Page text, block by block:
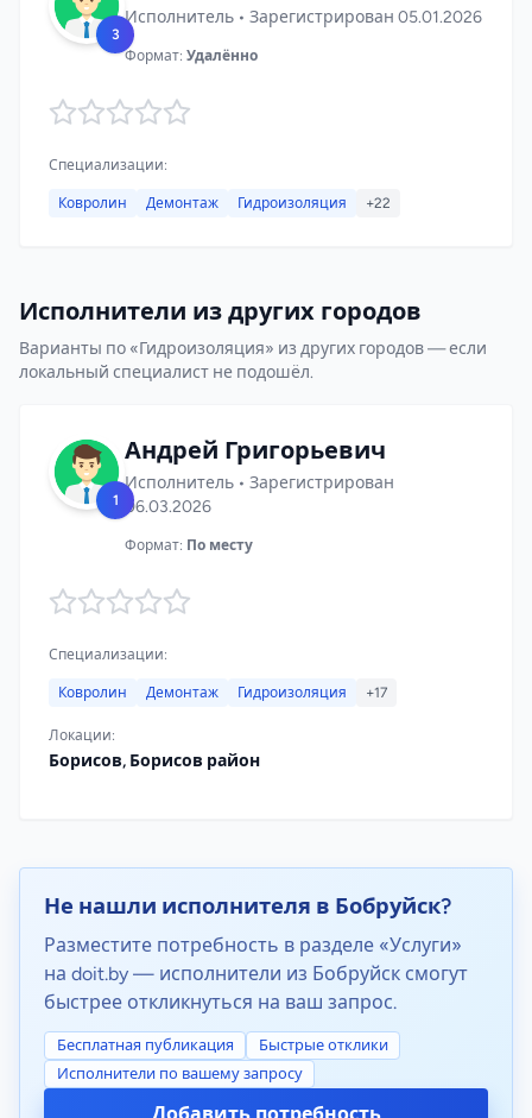
3
Исполнитель • Зарегистрирован 05.01.2026
Формат: Удалённо
Специализации:
Ковролин Демонтаж Гидроизоляция +22
Исполнители из других городов
Варианты по «Гидроизоляция» из других городов — если
локальный специалист не подошёл.
1
Андрей Григорьевич
Исполнитель • Зарегистрирован
06.03.2026
Формат: По месту
Специализации:
Ковролин Демонтаж Гидроизоляция +17
Локации:
Борисов, Борисов район
Не нашли исполнителя в Бобруйск?
Разместите потребность в разделе «Услуги»
на doit.by — исполнители из Бобруйск смогут
быстрее откликнуться на ваш запрос.
Бесплатная публикация
Быстрые отклики
Исполнители по вашему запросу